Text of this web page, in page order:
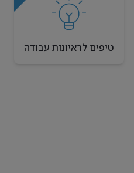
טיפים לראיונות עבודה